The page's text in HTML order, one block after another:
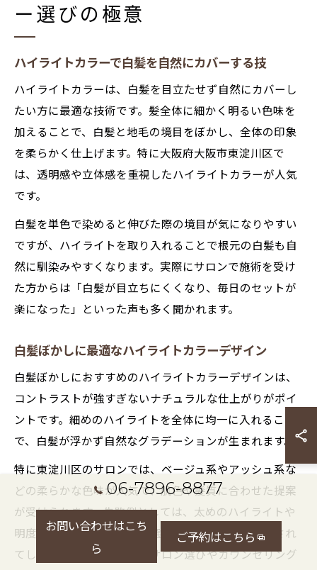
ー選びの極意
ハイライトカラーで白髪を自然にカバーする技
ハイライトカラーは、白髪を目立たせず自然にカバーし
たい方に最適な技術です。髪全体に細かく明るい色味を
加えることで、白髪と地毛の境目をぼかし、全体の印象
を柔らかく仕上げます。特に大阪府大阪市東淀川区で
は、透明感や立体感を重視したハイライトカラーが人気
です。
白髪を単色で染めると伸びた際の境目が気になりやすい
ですが、ハイライトを取り入れることで根元の白髪も自
然に馴染みやすくなります。実際にサロンで施術を受け
た方からは「白髪が目立ちにくくなり、毎日のセットが
楽になった」といった声も多く聞かれます。
白髪ぼかしに最適なハイライトカラーデザイン
白髪ぼかしにおすすめのハイライトカラーデザインは、
コントラストが強すぎないナチュラルな仕上がりがポイ
ントです。細めのハイライトを全体に均一に入れること
で、白髪が浮かず自然なグラデーションが生まれます。
特に東淀川区のサロンでは、ベージュ系やアッシュ系な
どの柔らかな色味が人気で、肌色や髪質に合わせた提案
が受けられます。失敗例としては、太めのハイライトや
明度差が大きすぎる配色を選ぶと、逆に白髪が強調され
てしまうこともあるため、サロン選びやカウンセリング
06-7896-8877
お問い合わせはこち
ら
ご予約はこちら